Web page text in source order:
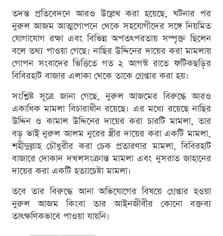
তদন্ত প্রতিবেদনে আরও উল্লেখ করা হয়েছে, ঘটনার পর
নুরুল আজম আত্মগোপনে থেকে সহযোগীদের সঙ্গে নিয়মিত
যোগাযোগ রক্ষা এবং বিভিন্ন অপতৎপরতায় সম্পৃক্ত ছিলেন
বলে তথ্য পাওয়া গেছে। নাছির উদ্দিনের দায়ের করা মামলায়
গোপন সংবাদের ভিত্তিতে গত ২ আগস্ট রাতে ফটিকছড়ির
বিবিরহাট বাজার এলাকা থেকে তাকে গ্রেপ্তার করা হয়।
সংশ্লিষ্ট সূত্রে জানা গেছে, নুরুল আজমের বিরুদ্ধে আরও
একাধিক মামলা বিচারাধীন রয়েছে। এর মধ্যে রয়েছে নাছির
উদ্দিন ও কামাল উদ্দিনের দায়ের করা চারটি মামলা, তার
বড় ভাই নুরুল আলম নুরের স্ত্রীর দায়ের করা একটি মামলা,
শহীদুল্লাহ চৌধুরীর করা চেক প্রতারণার মামলা, বিবিরহাট
বাজারে দোকান দখলসংক্রান্ত মামলা এবং নুসরাত জাহানের
দায়ের করা একটি হত্যাচেষ্টা মামলা।
তবে তার বিরুদ্ধে আনা অভিযোগের বিষয়ে গ্রেপ্তার হওয়া
নুরুল আজম কিংবা তার আইনজীবীর কোনো বক্তব্য
তাৎক্ষণিকভাবে পাওয়া যায়নি।